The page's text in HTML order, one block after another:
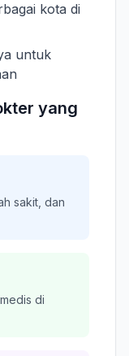
kota di
untuk
yang
sakit, dan
di